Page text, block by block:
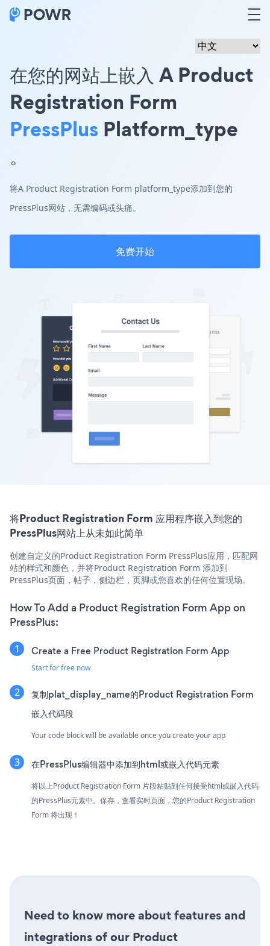
在您的网站上嵌入 A Product
Registration Form
PressPlus Platform_type
。
将A Product Registration Form platform_type添加到您的
PressPlus网站，无需编码或头痛。
免费开始
将Product Registration Form 应用程序嵌入到您的
PressPlus网站上从未如此简单
创建自定义的Product Registration Form PressPlus应用，匹配网
站的样式和颜色，并将Product Registration Form 添加到
PressPlus页面，帖子，侧边栏，页脚或您喜欢的任何位置现场。
How To Add a Product Registration Form App on
PressPlus:
Create a Free Product Registration Form App
Start for free now
复制plat_display_name的Product Registration Form
嵌入代码段
Your code block will be available once you create your app
在PressPlus编辑器中添加到html或嵌入代码元素
将以上Product Registration Form 片段粘贴到任何接受html或嵌入代码
的PressPlus元素中。保存，查看实时页面，您的Product Registration
Form 将出现！
Need to know more about features and
integrations of our Product